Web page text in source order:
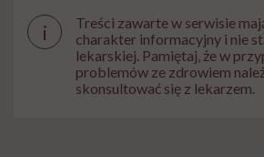
i
Treści zawarte w serwisie
charakter informacyjny i nie
lekarskiej. Pamiętaj, że w
problemów ze zdrowiem
skonsultować się z lekarzem.